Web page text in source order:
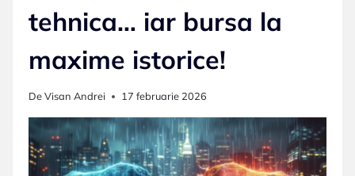
tehnica… iar bursa la
maxime istorice!
DeVisan Andrei 17 februarie 2026